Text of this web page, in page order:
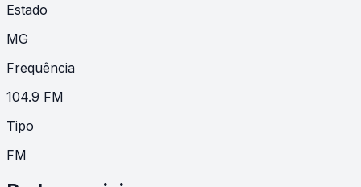
Estado
MG
Frequência
104.9 FM
Tipo
FM